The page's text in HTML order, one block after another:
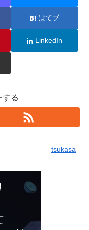
はてブ
LinkedIn
する
tsukasa